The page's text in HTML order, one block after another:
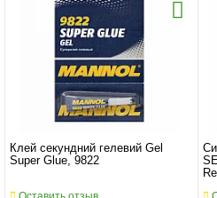
Клей секундний гелевий Gel
Super Glue, 9822